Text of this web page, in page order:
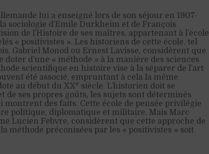
lui a enseigné lors de son séjour en 1907-
sociologie d’Emile Durkheim et de François
de l’Histoire de ses maîtres, appartenant à l’école
« positivistes ». Les historiens de cette école, tel
Gabriel Monod ou Ernest Lavisse, considèrent que
d’une « méthode » à la manière des sciences
scientifique en histoire vise à la séparer de l’art
été associé, empruntant à cela la même
au début du XXe siècle. L’historien doit se
de ses propres goûts, les sujets sont déterminés
des faits. Cette école de pensée privilégie
politique, diplomatique et militaire. Mais Marc
Lucien Febvre, considèrent que cette approche de
méthode préconisées par les « positivistes » soit